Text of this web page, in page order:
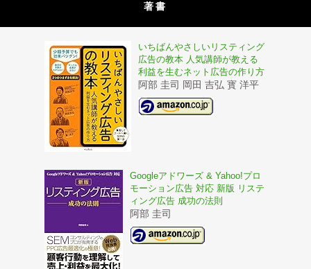
著書
いちばんやさしいリスティング
広告の教本 人気講師が教える
利益を生むネット広告の作り方
阿部 圭司 岡田 吉弘 寳 洋平
Googleアドワーズ & Yahoo!プロ
モーション広告 対応 新版 リステ
ィング広告 成功の法則
阿部 圭司